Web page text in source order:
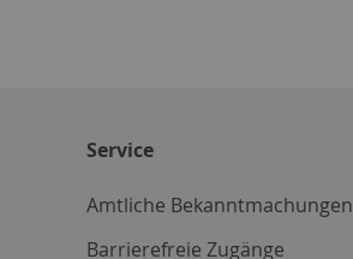
Service
Amtliche Bekanntmachungen
Barrierefreie Zugänge